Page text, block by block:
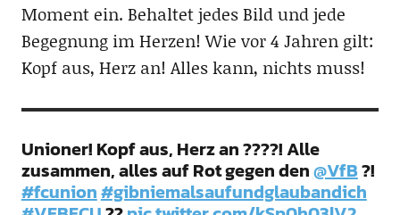
Moment ein. Behaltet jedes Bild und jede
Begegnung im Herzen! Wie vor 4 Jahren gilt:
Kopf aus, Herz an! Alles kann, nichts muss!
Unioner! Kopf aus, Herz an ????! Alle
zusammen, alles auf Rot gegen den@VfB?!
#fcunion#gibniemalsaufundglaubandich